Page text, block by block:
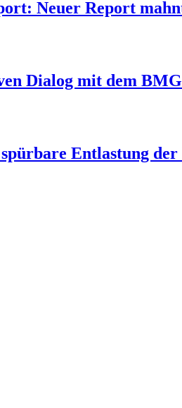
Neuer Report
Dialog mit dem
Entlastung